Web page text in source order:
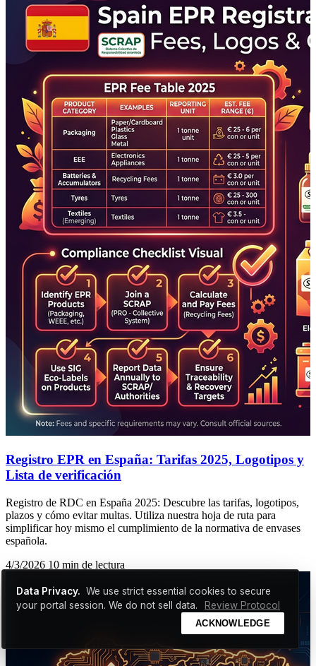
Registro EPR en España: Tarifas 2025, Logotipos y
Lista de verificación
Registro de RDC en España 2025: Descubre las tarifas, logotipos,
plazos y cómo evitar multas. Utiliza nuestra hoja de ruta para
simplificar hoy mismo el cumplimiento de la normativa de envases
española.
4/3/2026 10 min de lectura
Data Privacy. We use strict essential cookies to secure
your portal session. We do not sell data.
Review Protocol
ACKNOWLEDGE